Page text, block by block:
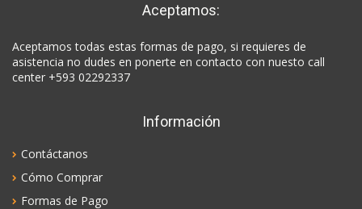
Aceptamos:
Aceptamos todas estas formas de pago, si requieres de
asistencia no dudes en ponerte en contacto con nuesto call
center +593 02292337
Información
Contáctanos
Cómo Comprar
Formas de Pago